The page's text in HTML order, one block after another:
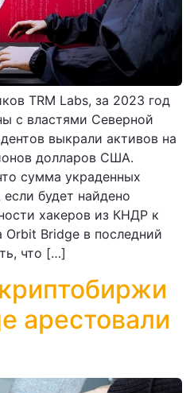
TRM Labs, за 2023 год
с властями Северной
выкрали активов на
долларов США.
сумма украденных
будет найдено
хакеров из КНДР к
Bridge в последний
что […]
арестовали